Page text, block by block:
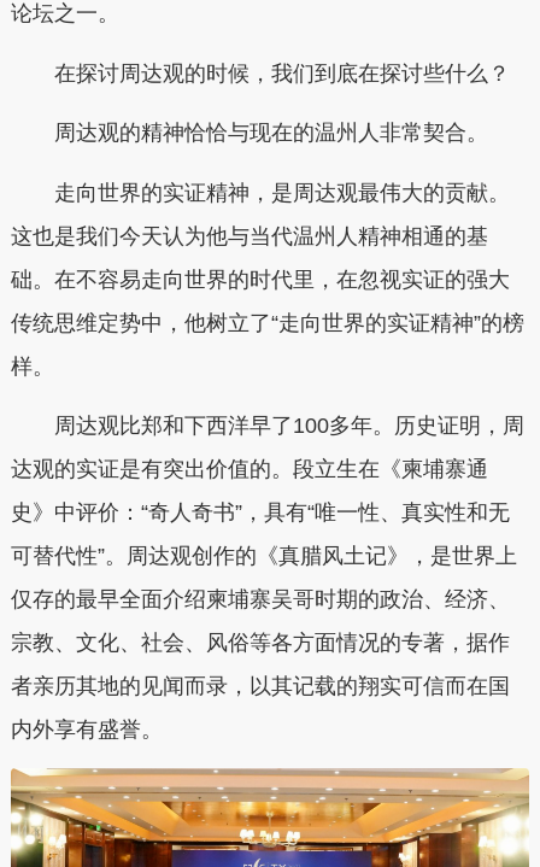
论坛之一。
在探讨周达观的时候，我们到底在探讨些什么？
周达观的精神恰恰与现在的温州人非常契合。
走向世界的实证精神，是周达观最伟大的贡献。
这也是我们今天认为他与当代温州人精神相通的基
础。在不容易走向世界的时代里，在忽视实证的强大
传统思维定势中，他树立了“走向世界的实证精神”的榜
样。
周达观比郑和下西洋早了100多年。历史证明，周
达观的实证是有突出价值的。段立生在《柬埔寨通
史》中评价：“奇人奇书”，具有“唯一性、真实性和无
可替代性”。周达观创作的《真腊风土记》，是世界上
仅存的最早全面介绍柬埔寨吴哥时期的政治、经济、
宗教、文化、社会、风俗等各方面情况的专著，据作
者亲历其地的见闻而录，以其记载的翔实可信而在国
内外享有盛誉。